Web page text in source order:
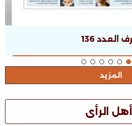
حرف العدد 135
المزيد
أهل الرأى